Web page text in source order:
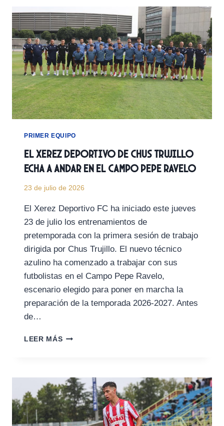
APUESTA
POR
EL
XEREZ
DEPORTIVO
PRIMER EQUIPO
El Xerez Deportivo de Chus Trujillo
echa a andar en el Campo Pepe Ravelo
23 de julio de 2026
El Xerez Deportivo FC ha iniciado este jueves
23 de julio los entrenamientos de
pretemporada con la primera sesión de trabajo
dirigida por Chus Trujillo. El nuevo técnico
azulino ha comenzado a trabajar con sus
futbolistas en el Campo Pepe Ravelo,
escenario elegido para poner en marcha la
preparación de la temporada 2026-2027. Antes
de…
LEER MÁSEL
CHUS
TRUJILLO
ECHA
A
ANDAR